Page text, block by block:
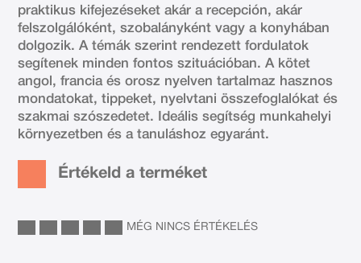
praktikus kifejezéseket akár a recepción, akár
felszolgálóként, szobalányként vagy a konyhában
dolgozik. A témák szerint rendezett fordulatok
segítenek minden fontos szituációban. A kötet
angol, francia és orosz nyelven tartalmaz hasznos
mondatokat, tippeket, nyelvtani összefoglalókat és
szakmai szószedetet. Ideális segítség munkahelyi
környezetben és a tanuláshoz egyaránt.
Értékeld a terméket
MÉG NINCS ÉRTÉKELÉS